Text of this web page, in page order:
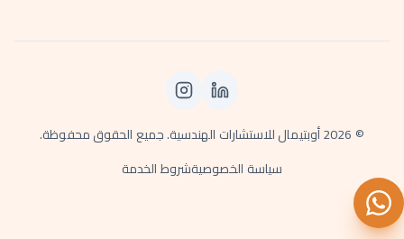
©
2026أوبتيمال للاستشارات الهندسية. جميع الحقوق محفوظة.
سياسة الخصوصيةشروط الخدمة